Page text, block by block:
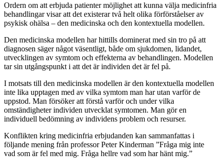
Ordern om att erbjuda patienter möjlighet att kunna välja medicinfria
behandlingar visar att det existerar två helt olika förförståelser av
psykisk ohälsa – den medicinska och den kontextuella modellen.
Den medicinska modellen har hittills dominerat med sin tro på att
diagnosen säger något väsentligt, både om sjukdomen, lidandet,
utvecklingen av symtom och effekterna av behandlingen. Modellen
tar sin utgångspunkt i att det är individen det är fel på.
I motsats till den medicinska modellen är den kontextuella modellen
inte lika upptagen med av vilka symtom man har utan varför de
uppstod. Man försöker att förstå varför och under vilka
omständigheter individen utvecklat symtomen. Man gör en
individuell bedömning av individens problem och resurser.
Konflikten kring medicinfria erbjudanden kan sammanfattas i
följande mening från professor Peter Kinderman ”Fråga mig inte
vad som är fel med mig. Fråga hellre vad som har hänt mig.”